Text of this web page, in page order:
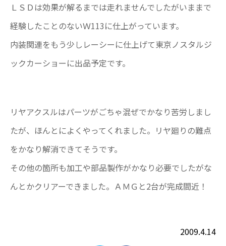
ＬＳＤは効果が解るまでは走れませんでしたがいままで
経験したことのないＷ113に仕上がっています。
内装関連をもう少しレーシーに仕上げて東京ノスタルジ
ックカーショーに出品予定です。
リヤアクスルはパーツがごちゃ混ぜでかなり苦労しまし
たが、ほんとによくやってくれました。リヤ廻りの難点
をかなり解消できてそうです。
その他の箇所も加工や部品製作がかなり必要でしたがな
んとかクリアーできました。ＡＭＧと2台が完成間近！
2009.4.14